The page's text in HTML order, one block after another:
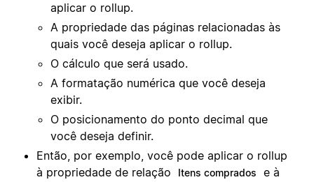
aplicar o rollup.
A propriedade das páginas relacionadas às
quais você deseja aplicar o rollup.
O cálculo que será usado.
A formatação numérica que você deseja
exibir.
O posicionamento do ponto decimal que
você deseja definir.
Então, por exemplo, você pode aplicar o rollup
à propriedade de relação
Itens comprados
e à